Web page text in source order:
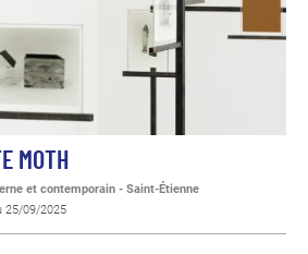
MOTH
et contemporain - Saint-Étienne
25/09/2025